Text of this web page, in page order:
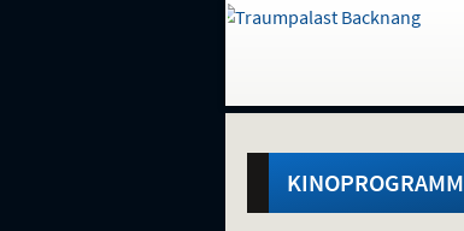
direkt
Inhalt
Menü
und
Gehe
Standortauswahl
KINOPROGRAMM